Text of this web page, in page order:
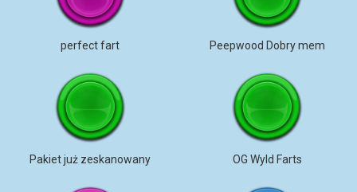
perfect fart Peepwood Dobry mem
Pakiet już zeskanowany OG Wyld Farts